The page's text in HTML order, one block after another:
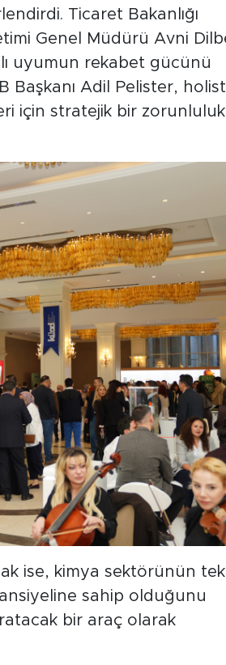
Ticaret Bakanlığı
Genel Müdürü Avni
uyumun rekabet gücünü
Başkanı Adil Pelister,
için stratejik bir zorunluluk
ise, kimya sektörünün
sahip olduğunu
bir araç olarak